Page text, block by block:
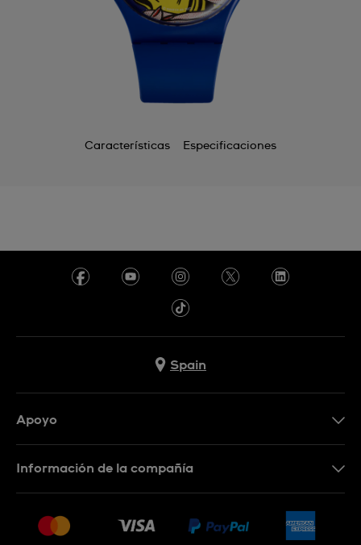
Características Especificaciones
Spain
Apoyo
Devoluciones
Información de la compañía
Empleo